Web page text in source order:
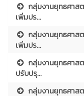
กลุ่มงานยุทธศาส
เพิ่มปร...
กลุ่มงานยุทธศาส
เพิ่มปร...
กลุ่มงานยุทธศาส
ปรับปรุ...
กลุ่มงานยุทธศาส